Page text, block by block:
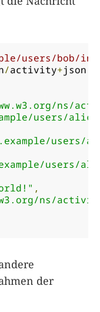
users/bob/
/activity+json
ns/
users/
users/
users/
,
ns/
der